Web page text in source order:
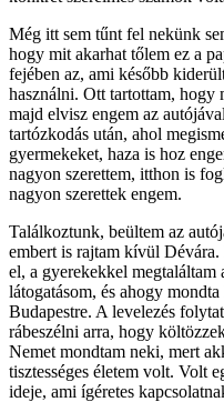
Még itt sem tűnt fel nekünk
hogy mit akarhat tőlem ez a
fejében az, ami később
használni. Ott tartottam, hogy
majd elvisz engem az
tartózkodás után, ahol
gyermekeket, haza is hoz
nagyon szerettem, itthon is
nagyon szerettek engem.
Találkoztunk, beültem az
embert is rajtam kívül
el, a gyerekekkel megtaláltam
látogatásom, és ahogy
Budapestre. A levelezés
rábeszélni arra, hogy
Nemet mondtam neki, mert
tisztességes életem volt. Volt
ideje, ami ígéretes